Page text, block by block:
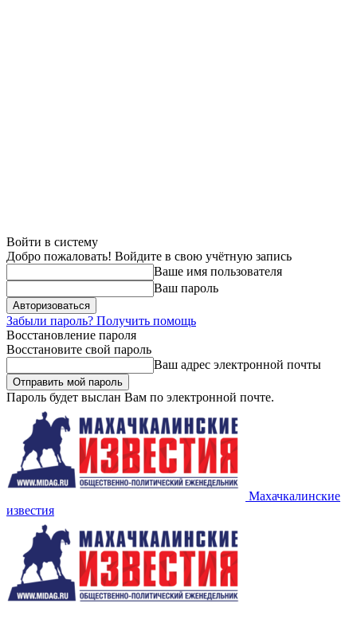
Войти в систему
Добро пожаловать! Войдите в свою учётную запись
Ваше имя пользователя
Ваш пароль
Забыли пароль? Получить помощь
Восстановление пароля
Восстановите свой пароль
Ваш адрес электронной почты
Пароль будет выслан Вам по электронной почте.
Махачкалинские
известия